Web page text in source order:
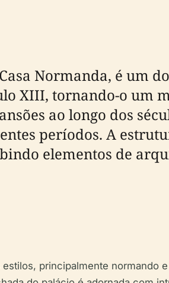
Normanda, é um
XIII, tornando-o um
ao longo dos
períodos. A
elementos de
principalmente normando